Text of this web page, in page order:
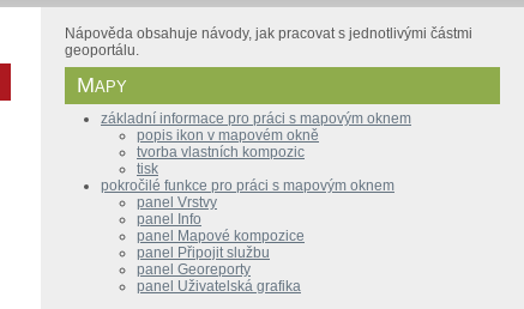
Nápověda obsahuje návody, jak pracovat s jednotlivými částmi
geoportálu.
Mapy
základní informace pro práci s mapovým oknem
popis ikon v mapovém okně
tvorba vlastních kompozic
tisk
pokročilé funkce pro práci s mapovým oknem
panel Vrstvy
panel Info
panel Mapové kompozice
panel Připojit službu
panel Georeporty
panel Uživatelská grafika